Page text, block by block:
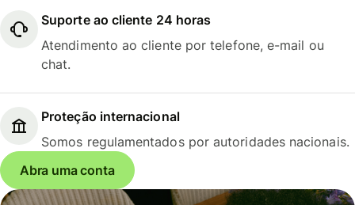
Suporte ao cliente 24 horas
Atendimento ao cliente por telefone, e-mail ou
chat.
Proteção internacional
Somos regulamentados por autoridades nacionais.
Abra uma conta